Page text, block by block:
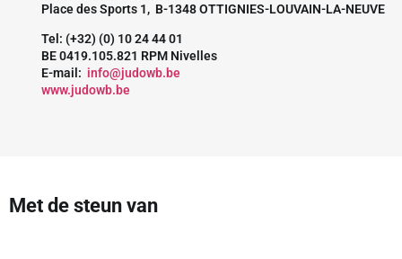
Place des Sports 1, B-1348 OTTIGNIES-LOUVAIN-LA-NEUVE
Tel: (+32) (0) 10 24 44 01
BE 0419.105.821 RPM Nivelles
E-mail: info@judowb.be
www.judowb.be
Met de steun van